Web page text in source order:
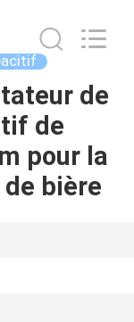
de
de
pour la
bière